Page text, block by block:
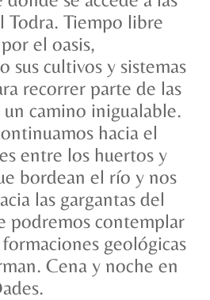
Todra. Tiempo libre
el oasis,
sus cultivos y sistemas
recorrer parte de las
un camino inigualable.
hacia el
entre los huertos y
bordean el río y nos
las gargantas del
podremos contemplar
geológicas
Cena y noche en